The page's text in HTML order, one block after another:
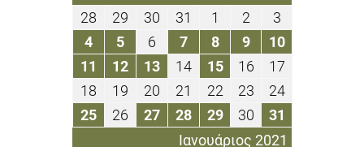
Ιανουάριος 2021
28
Δεκεμβρίου
2020
29
Δεκεμβρίου
2020
30
Δεκεμβρίου
2020
31
Δεκεμβρίου
2020
1
Ιανουαρίου
2021
22
Ιανουαρίου
2021
33
Ιανουαρίου
2021
44
Ιανουαρίου
2021
55
Ιανουαρίου
2021
6
Ιανουαρίου
2021
77
Ιανουαρίου
2021
88
Ιανουαρίου
2021
99
Ιανουαρίου
2021
1010
Ιανουαρίου
11
Ιανουαρίου
2021
1212
Ιανουαρίου
2021
1313
Ιανουαρίου
2021
1414
Ιανουαρίου
2021
1515
Ιανουαρίου
2021
1616
Ιανουαρίου
2021
1717
2021
18
Ιανουαρίου
2021
19
Ιανουαρίου
2021
20
Ιανουαρίου
2021
21
Ιανουαρίου
2021
2222
Ιανουαρίου
2021
2323
Ιανουαρίου
2021
2424
Ιανουαρίου
2021
2525
Ιανουαρίου
26
Ιανουαρίου
2727
Ιανουαρίου
2828
Ιανουαρίου
2929
Ιανουαρίου
3030
Ιανουαρίου
31
Ιανουαρίου